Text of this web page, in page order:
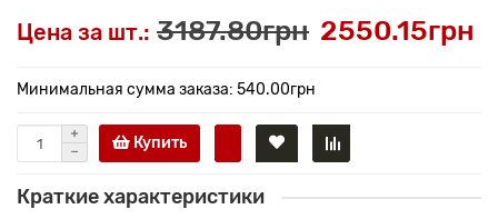
Цена за шт.: 3187.80грн 2550.15грн
Минимальная сумма заказа: 540.00грн
Купить
Краткие характеристики